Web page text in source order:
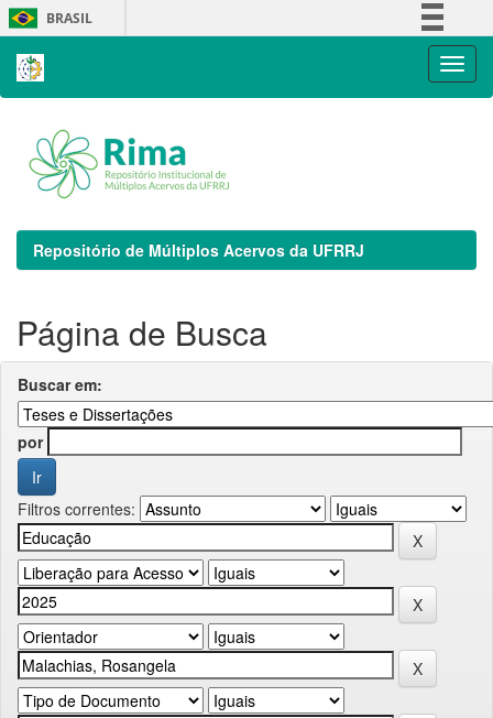
Skip
navigation
BRASIL
Repositório de Múltiplos Acervos da UFRRJ
Página de Busca
Buscar em:
por
Filtros correntes: